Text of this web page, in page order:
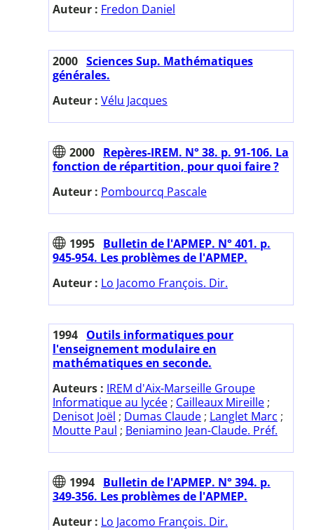
Auteur : Fredon Daniel
2000 Sciences Sup. Mathématiques
générales.
Auteur : Vélu Jacques
2000 Repères-IREM. N° 38. p. 91-106. La
fonction de répartition, pour quoi faire ?
Auteur : Pombourcq Pascale
1995 Bulletin de l'APMEP. N° 401. p.
945-954. Les problèmes de l'APMEP.
Auteur : Lo Jacomo François. Dir.
1994 Outils informatiques pour
l'enseignement modulaire en
mathématiques en seconde.
Auteurs : IREM d'Aix-Marseille Groupe
Informatique au lycée ; Cailleaux Mireille ;
Denisot Joël ; Dumas Claude ; Langlet Marc ;
Moutte Paul ; Beniamino Jean-Claude. Préf.
1994 Bulletin de l'APMEP. N° 394. p.
349-356. Les problèmes de l'APMEP.
Auteur : Lo Jacomo François. Dir.